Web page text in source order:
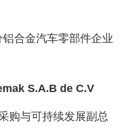
合金汽车零部件企业
S.A.B de C.V
购与可持续发展副总